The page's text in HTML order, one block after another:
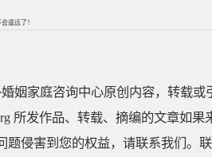
遥远了！
姻家庭咨询中心原创内容，转载
所发作品、转载、摘编的文章如
题侵害到您的权益，请联系我们。